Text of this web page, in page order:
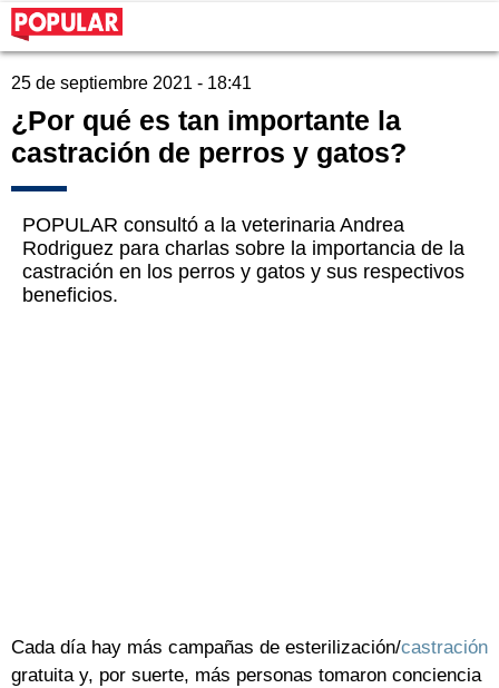
25 de septiembre 2021 - 18:41
¿Por qué es tan importante la
castración de perros y gatos?
POPULAR consultó a la veterinaria Andrea
Rodriguez para charlas sobre la importancia de la
castración en los perros y gatos y sus respectivos
beneficios.
Cada día hay más campañas de esterilización/castración
gratuita y, por suerte, más personas tomaron conciencia